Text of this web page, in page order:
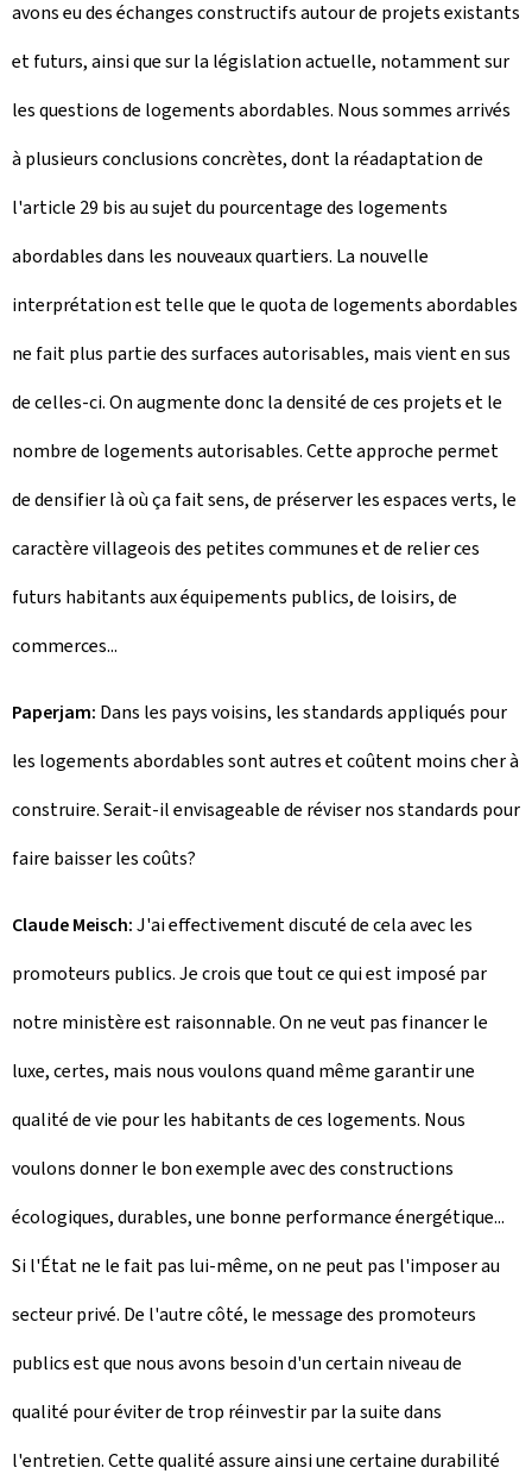
avons eu des échanges constructifs autour de projets existants
et futurs, ainsi que sur la législation actuelle, notamment sur
les questions de logements abordables. Nous sommes arrivés
à plusieurs conclusions concrètes, dont la réadaptation de
l'article 29 bis au sujet du pourcentage des logements
abordables dans les nouveaux quartiers. La nouvelle
interprétation est telle que le quota de logements abordables
ne fait plus partie des surfaces autorisables, mais vient en sus
de celles-ci. On augmente donc la densité de ces projets et le
nombre de logements autorisables. Cette approche permet
de densifier là où ça fait sens, de préserver les espaces verts, le
caractère villageois des petites communes et de relier ces
futurs habitants aux équipements publics, de loisirs, de
commerces...
Paperjam: Dans les pays voisins, les standards appliqués pour
les logements abordables sont autres et coûtent moins cher à
construire. Serait-il envisageable de réviser nos standards pour
faire baisser les coûts?
Claude Meisch:J'ai effectivement discuté de cela avec les
promoteurs publics. Je crois que tout ce qui est imposé par
notre ministère est raisonnable. On ne veut pas financer le
luxe, certes, mais nous voulons quand même garantir une
qualité de vie pour les habitants de ces logements. Nous
voulons donner le bon exemple avec des constructions
écologiques, durables, une bonne performance énergétique...
Si l'État ne le fait pas lui-même, on ne peut pas l'imposer au
secteur privé. De l'autre côté, le message des promoteurs
publics est que nous avons besoin d'un certain niveau de
qualité pour éviter de trop réinvestir par la suite dans
l'entretien. Cette qualité assure ainsi une certaine durabilité